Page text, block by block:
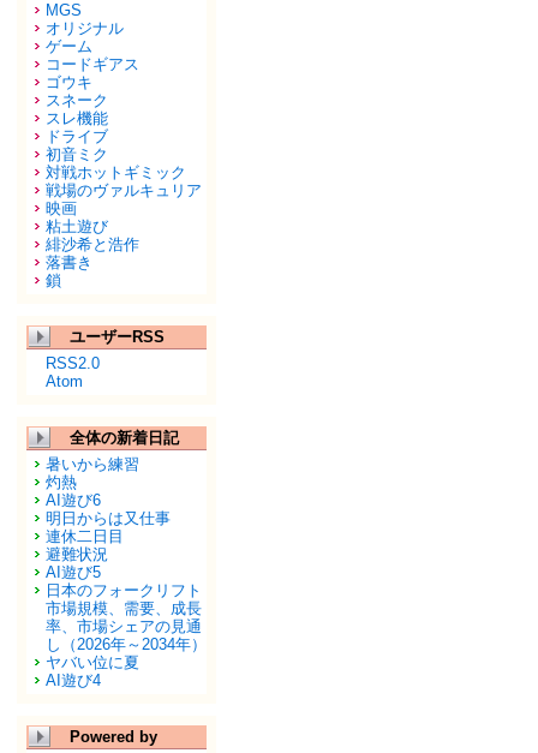
MGS
オリジナル
ゲーム
コードギアス
ゴウキ
スネーク
スレ機能
ドライブ
初音ミク
対戦ホットギミック
戦場のヴァルキュリア
映画
粘土遊び
緋沙希と浩作
落書き
鎖
ユーザーRSS
RSS2.0
Atom
全体の新着日記
暑いから練習
灼熱
AI遊び6
明日からは又仕事
連休二日目
避難状況
AI遊び5
日本のフォークリフト
市場規模、需要、成長
率、市場シェアの見通
し（2026年～2034年）
ヤバい位に夏
AI遊び4
Powered by